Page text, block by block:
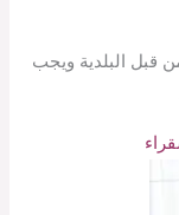
قبل البلدية ويجب